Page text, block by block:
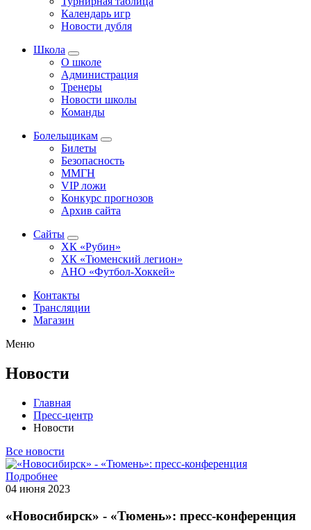
Календарь игр
Новости дубля
Школа
О школе
Администрация
Тренеры
Новости школы
Команды
Болельщикам
Билеты
Безопасность
ММГН
VIP ложи
Конкурс прогнозов
Архив сайта
Сайты
ХК «Рубин»
ХК «Тюменский легион»
АНО «Футбол-Хоккей»
Контакты
Трансляции
Магазин
Меню
Новости
Главная
Пресс-центр
Новости
Все новости
Подробнее
04 июня 2023
«Новосибирск» - «Тюмень»: пресс-конференция